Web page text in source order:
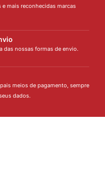
mais reconhecidas marcas
das nossas formas de envio.
meios de pagamento, sempre
dados.